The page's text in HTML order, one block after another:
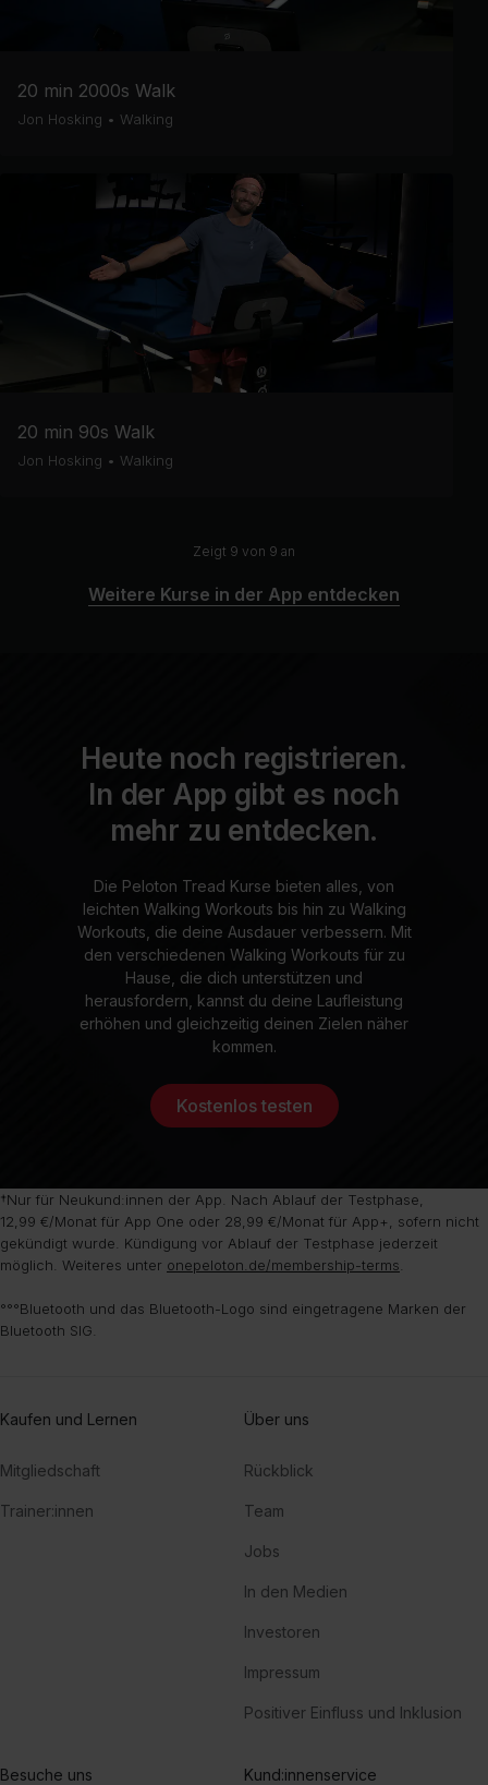
20 min 2000s Walk
Jon Hosking • Walking
20 min 90s Walk
Jon Hosking • Walking
Zeigt 9 von 9 an
Weitere Kurse in der App entdecken
Heute noch registrieren.
In der App gibt es noch
mehr zu entdecken.
Die Peloton Tread Kurse bieten alles, von
leichten Walking Workouts bis hin zu Walking
Workouts, die deine Ausdauer verbessern. Mit
den verschiedenen Walking Workouts für zu
Hause, die dich unterstützen und
herausfordern, kannst du deine Laufleistung
erhöhen und gleichzeitig deinen Zielen näher
kommen.
Kostenlos testen
†Nur für Neukund:innen der App. Nach Ablauf der Testphase,
12,99 €/Monat für App One oder 28,99 €/Monat für App+, sofern nicht
gekündigt wurde. Kündigung vor Ablauf der Testphase jederzeit
möglich. Weiteres unter onepeloton.de/membership-terms
°°°Bluetooth und das Bluetooth-Logo sind eingetragene Marken der
Bluetooth SIG.
Kaufen und Lernen
Mitgliedschaft
Trainer:innen
Über uns
Rückblick
Team
Jobs
In den Medien
Investoren
Impressum
Positiver Einfluss und Inklusion
Besuche uns Kund:innenservice